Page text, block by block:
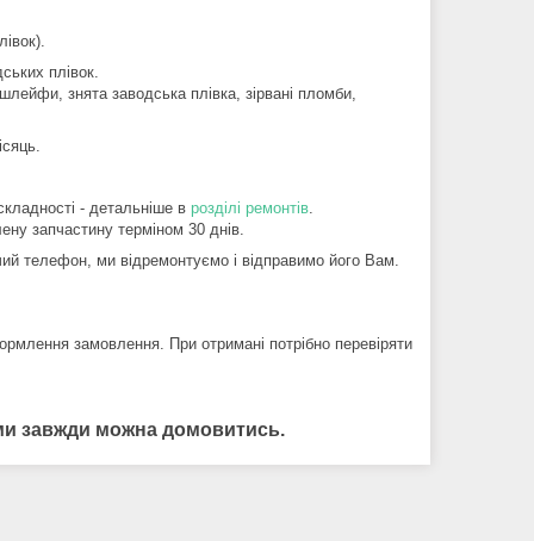
плівок.
знята заводська плівка, зірвані пломби,
- детальніше в розділі ремонтів.
запчастину терміном 30 днів.
телефон, ми відремонтуємо і відправимо його Вам.
замовлення. При отримані потрібно перевіряти
завжди можна домовитись.